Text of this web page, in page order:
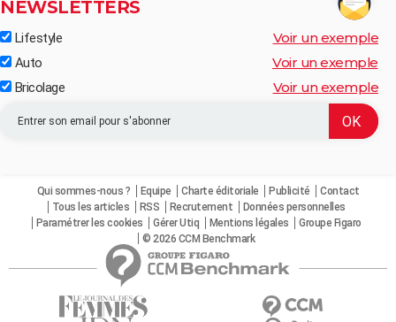
NEWSLETTERS
Lifestyle Voir un exemple
Auto Voir un exemple
Bricolage Voir un exemple
Qui sommes-nous ? Equipe Charte éditoriale Publicité
Contact
Tous les articles
RSS Recrutement
Données personnelles
Paramétrer les cookies
Gérer Utiq Mentions légales
Groupe Figaro
© 2026 CCM Benchmark